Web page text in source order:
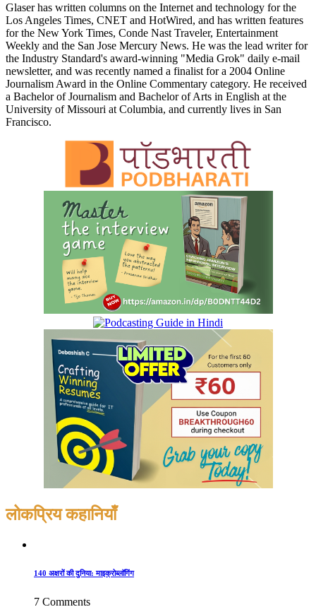
Glaser has written columns on the Internet and technology for the
Los Angeles Times, CNET and HotWired, and has written features
for the New York Times, Conde Nast Traveler, Entertainment
Weekly and the San Jose Mercury News. He was the lead writer for
the Industry Standard's award-winning "Media Grok" daily e-mail
newsletter, and was recently named a finalist for a 2004 Online
Journalism Award in the Online Commentary category. He received
a Bachelor of Journalism and Bachelor of Arts in English at the
University of Missouri at Columbia, and currently lives in San
Francisco.
लोकप्रिय कहानियाँ
140 अक्षरों की दुनिया: माइक्रोब्लॉगिंग
7 Comments